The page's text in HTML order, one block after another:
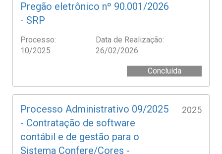
Pregão eletrônico nº 90.001/2026
- SRP
Processo:
10/2025
Data de Realização:
26/02/2026
Concluída
Processo Administrativo 09/2025
- Contratação de software
contábil e de gestão para o
Sistema Confere/Cores -
2025